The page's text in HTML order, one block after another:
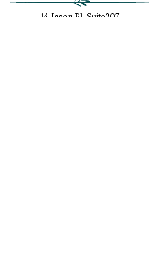
14 Jason Pl, Suite207